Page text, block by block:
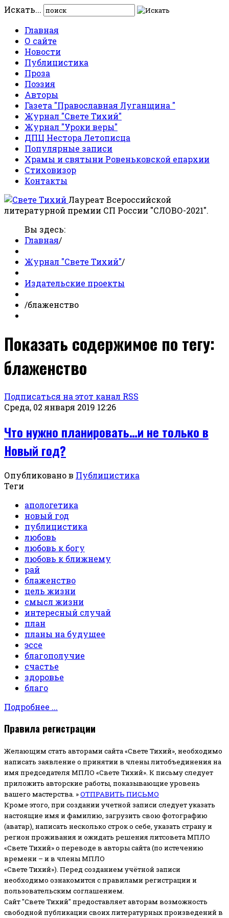
Искать...
Главная
О сайте
Новости
Публицистика
Проза
Поэзия
Авторы
Газета "Православная Луганщина "
Журнал "Свете Тихий"
Журнал "Уроки веры"
ДПЦ Нестора Летописца
Популярные записи
Храмы и святыни Ровеньковской епархии
Стиховизор
Контакты
Лауреат Всероссийской
литературной премии СП России "СЛОВО-2021".
Вы здесь:
Главная/
Журнал "Свете Тихий"/
Издательские проекты
/блаженство
Показать содержимое по тегу:
блаженство
Подписаться на этот канал RSS
Среда, 02 января 2019 12:26
Что нужно планировать…и не только в
Новый год?
Опубликовано в Публицистика
Теги
апологетика
новый год
публицистика
любовь
любовь к богу
любовь к ближнему
рай
блаженство
цель жизни
смысл жизни
интересный случай
план
планы на будущее
эссе
благополучие
счастье
здоровье
благо
Подробнее ...
Правила регистрации
Желающим стать авторами сайта «Свете Тихий», необходимо
написать заявление о принятии в члены литобъединения на
имя председателя МПЛО «Свете Тихий». К письму следует
приложить авторские работы, показывающие уровень
вашего мастерства. »ОТПРАВИТЬ ПИСЬМО
Кроме этого, при создании учетной записи следует указать
настоящие имя и фамилию, загрузить свою фотографию
(аватар), написать несколько строк о себе, указать страну и
регион проживания и ожидать решения литсовета МПЛО
«Свете Тихий» о переводе в авторы сайта (по истечению
времени – и в члены МПЛО
«Свете Тихий»). Перед созданием учётной записи
необходимо ознакомится с правилами регистрации и
пользовательским соглашением.
Сайт "Свете Тихий" предоставляет авторам возможность
свободной публикации своих литературных произведений в